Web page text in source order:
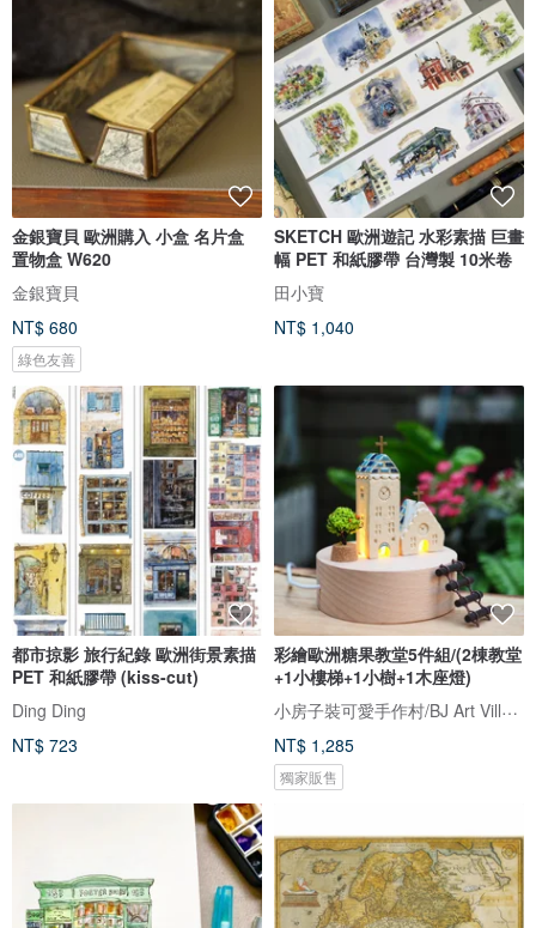
金銀寶貝 歐洲購入 小盒 名片盒
置物盒 W620
金銀寶貝
NT$ 680
綠色友善
SKETCH 歐洲遊記 水彩素描 巨畫
幅 PET 和紙膠帶 台灣製 10米卷
田小寶
NT$ 1,040
都市掠影 旅行紀錄 歐洲街景素描
PET 和紙膠帶 (kiss-cut)
Ding Ding
NT$ 723
彩繪歐洲糖果教堂5件組/(2棟教堂
+1小樓梯+1小樹+1木座燈)
小房子裝可愛手作村/BJ Art Village
NT$ 1,285
獨家販售